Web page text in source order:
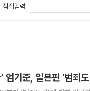
직접입력